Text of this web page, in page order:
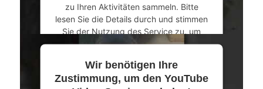
zu Ihren Aktivitäten sammeln. Bitte
lesen Sie die Details durch und stimmen
Sie der Nutzung des Service zu, um
dieses Video anzusehen.
Mehr Informationen
Wir benötigen Ihre
Zustimmung, um den YouTube